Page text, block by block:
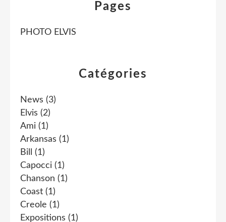
Catégories
News (3)
Elvis (2)
Ami (1)
Arkansas (1)
Bill
(1)
Capocci (1)
Chanson (1)
Coast (1)
Creole (1)
Expositions (1)
Pages
PHOTO ELVIS